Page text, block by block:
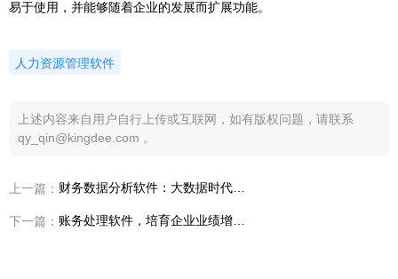
易于使用，并能够随着企业的发展而扩展功能。
人力资源管理软件
上述内容来自用户自行上传或互联网，如有版权问题，请联系
qy_qin@kingdee.com 。
上一篇： 财务数据分析软件：大数据时代下的财务管理进阶
下一篇： 账务处理软件，培育企业业绩增长新动能